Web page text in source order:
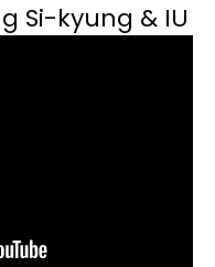
Si-kyung & IU